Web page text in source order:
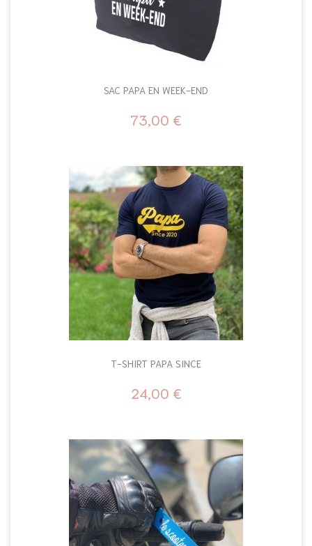
SAC PAPA EN WEEK-END
73,00 €
T-SHIRT PAPA SINCE
24,00 €